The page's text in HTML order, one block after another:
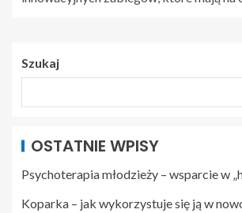
Szukaj
OSTATNIE WPISY
Psychoterapia młodzieży – wsparcie w
Koparka – jak wykorzystuje się ją w